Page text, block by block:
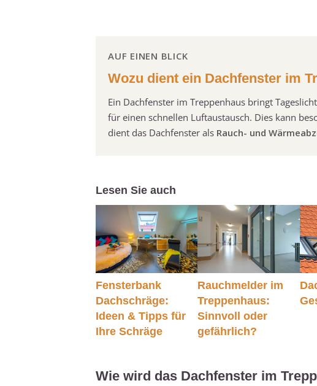
AUF EINEN BLICK
Wozu dient ein Dachfenster im
Ein Dachfenster im Treppenhaus bringt
für einen schnellen Luftaustausch. Dies kann
dient das Dachfenster als Rauch- und
Lesen Sie auch
Fensterbank
Dachschräge:
Ideen & Tipps für
Ihre Schräge
Rauchmelder im
Treppenhaus:
Sinnvoll oder
gefährlich?
Wie wird das Dachfenster im